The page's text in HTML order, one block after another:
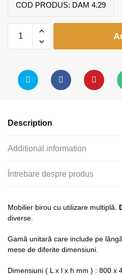
COD PRODUS: DAM 4.29
quantity
Description
Additional information
Întrebare despre produs
Mobilier birou cu utilizare multiplă.
diverse.
Gamă unitară care include pe
mese de diferite dimensiuni.
Dimensiuni ( L x l x h mm ) : 800 x